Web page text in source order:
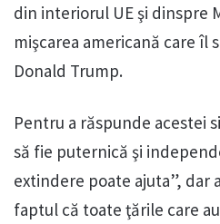
din interiorul UE şi dinspre
mişcarea americană care îl
Donald Trump.
Pentru a răspunde acestei
să fie puternică şi
extindere poate ajuta”, dar
faptul că toate ţările care